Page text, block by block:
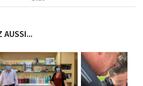
AUSSI...